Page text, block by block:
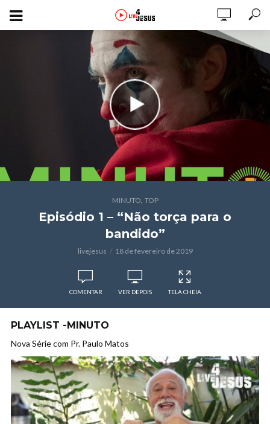
MINUTO, TOP
Episódio 1 – “Não torça para o
bandido”
livejesus 18 de fevereiro de 2019
COMENTAR VER DEPOIS TELA CHEIA
PLAYLIST -MINUTO
Nova Série com Pr. Paulo Matos